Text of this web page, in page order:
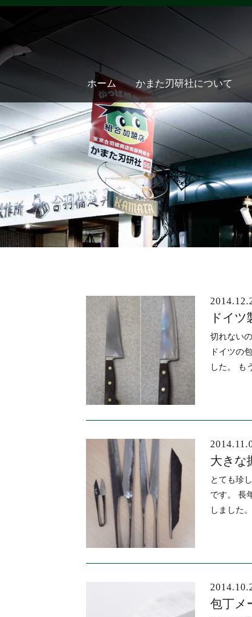
ホーム かまた刃研社について
ブログ ドイ
切れない
ドイツの
した。 も
大きな
とても珍
です。 長
しました
包丁メ